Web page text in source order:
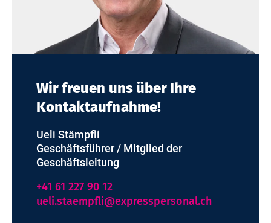
Wir freuen uns über Ihre
Kontaktaufnahme!
Ueli Stämpfli
Geschäftsführer / Mitglied der
Geschäftsleitung
+41 61 227 90 12
ueli.staempfli@expresspersonal.ch